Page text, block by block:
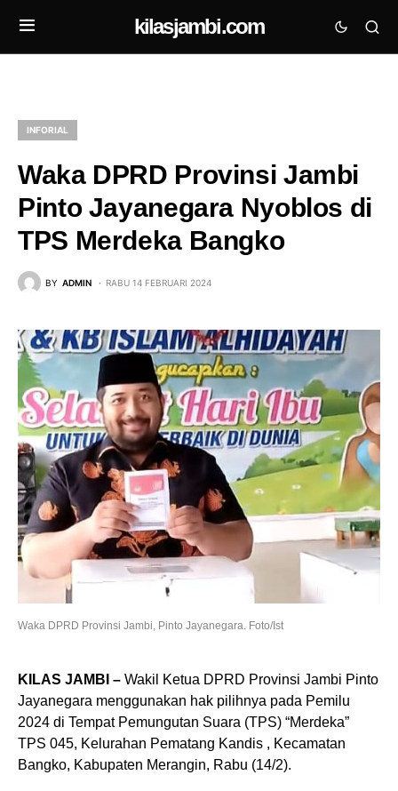
kilasjambi.com
INFORIAL
Waka DPRD Provinsi Jambi
Pinto Jayanegara Nyoblos di
TPS Merdeka Bangko
BY ADMIN RABU 14 FEBRUARI 2024
Waka DPRD Provinsi Jambi, Pinto Jayanegara. Foto/Ist
KILAS JAMBI – Wakil Ketua DPRD Provinsi Jambi Pinto
Jayanegara menggunakan hak pilihnya pada Pemilu
2024 di Tempat Pemungutan Suara (TPS) “Merdeka”
TPS 045, Kelurahan Pematang Kandis , Kecamatan
Bangko, Kabupaten Merangin, Rabu (14/2).